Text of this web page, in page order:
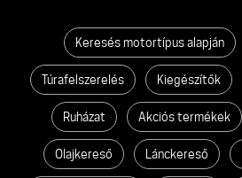
Keresés motortípus alapján
Túrafelszerelés Kiegészítők
Ruházat Akciós termékek
Olajkereső Lánckereső